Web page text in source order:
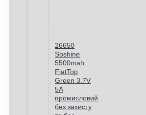
26650
Soshine
5500mah
FlatTop
Green 3.7V
5A
промисловий
без захисту